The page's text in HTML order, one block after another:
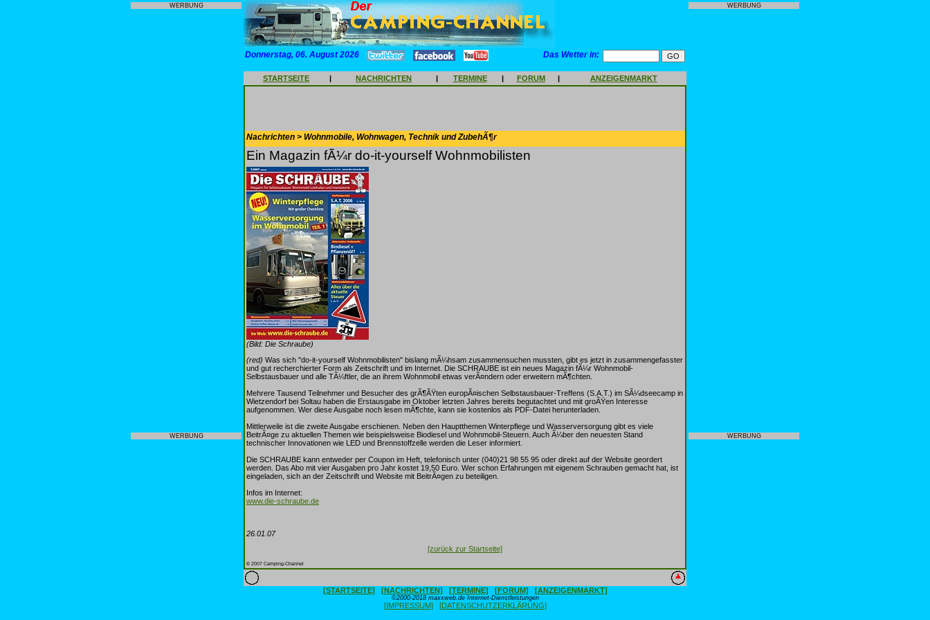
WERBUNG
WERBUNG
Donnerstag, 06. August 2026 Das Wetter in:
STARTSEITE | NACHRICHTEN | TERMINE | FORUM | ANZEIGENMARKT
Nachrichten > Wohnmobile, Wohnwagen, Technik und ZubehÃ¶r
Ein Magazin fÃ¼r do-it-yourself Wohnmobilisten
(Bild: Die Schraube)
(red) Was sich "do-it-yourself Wohnmobilisten" bislang mÃ¼hsam zusammensuchen mussten, gibt es jetzt in zusammengefasster
und gut recherchierter Form als Zeitschrift und im Internet. Die SCHRAUBE ist ein neues Magazin fÃ¼r Wohnmobil-
Selbstausbauer und alle TÃ¼ftler, die an ihrem Wohnmobil etwas verÃ¤ndern oder erweitern mÃ¶chten.
Mehrere Tausend Teilnehmer und Besucher des grÃ¶ÃŸten europÃ¤ischen Selbstausbauer-Treffens (S.A.T.) im SÃ¼dseecamp in
Wietzendorf bei Soltau haben die Erstausgabe im Oktober letzten Jahres bereits begutachtet und mit groÃŸen Interesse
aufgenommen. Wer diese Ausgabe noch lesen mÃ¶chte, kann sie kostenlos als PDF-Datei herunterladen.
Mittlerweile ist die zweite Ausgabe erschienen. Neben den Hauptthemen Winterpflege und Wasserversorgung gibt es viele
BeitrÃ¤ge zu aktuellen Themen wie beispielsweise Biodiesel und Wohnmobil-Steuern. Auch Ã¼ber den neuesten Stand
technischer Innovationen wie LED und Brennstoffzelle werden die Leser informiert.
Die SCHRAUBE kann entweder per Coupon im Heft, telefonisch unter (040)21 98 55 95 oder direkt auf der Website geordert
werden. Das Abo mit vier Ausgaben pro Jahr kostet 19,50 Euro. Wer schon Erfahrungen mit eigenem Schrauben gemacht hat, ist
eingeladen, sich an der Zeitschrift und Website mit BeitrÃ¤gen zu beteiligen.
Infos im Internet:
www.die-schraube.de
26.01.07
[zurück zur Startseite]
© 2007 Camping-Channel
[STARTSEITE] [NACHRICHTEN] [TERMINE] [FORUM] [ANZEIGENMARKT]
©2000-2018 maxxweb.de Internet-Dienstleistungen
[IMPRESSUM] [DATENSCHUTZERKLÄRUNG]
WERBUNG
WERBUNG